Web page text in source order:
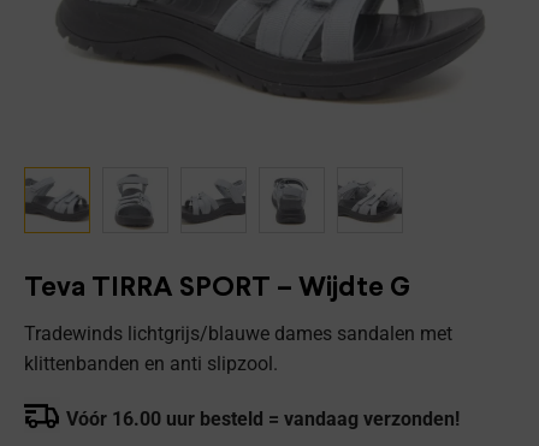
Teva TIRRA SPORT – Wijdte G
Tradewinds lichtgrijs/blauwe dames sandalen met
klittenbanden en anti slipzool.
Vóór 16.00 uur besteld = vandaag verzonden!